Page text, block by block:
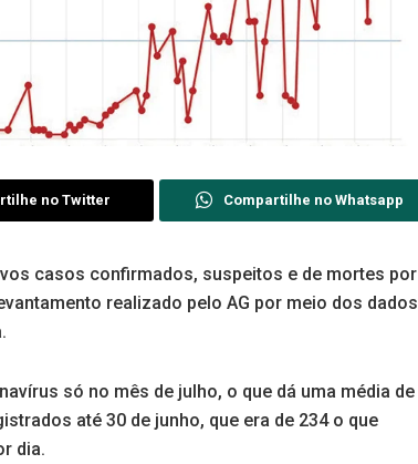
no Twitter Compartilhe no Whatsapp
casos confirmados, suspeitos e de mortes por
realizado pelo AG por meio dos dados
só no mês de julho, o que dá uma média de
até 30 de junho, que era de 234 o que
dia.